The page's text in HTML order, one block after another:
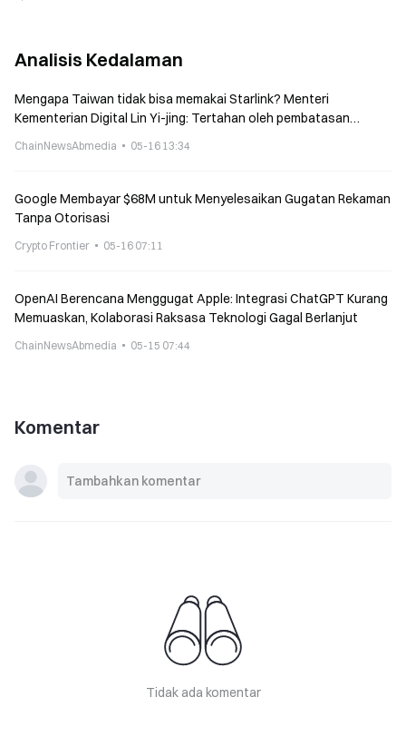
Analisis Kedalaman
Mengapa Taiwan tidak bisa memakai Starlink? Menteri
Kementerian Digital Lin Yi-jing: Tertahan oleh pembatasan
ChainNewsAbmedia 05-16 13:34
Google Membayar $68M untuk Menyelesaikan Gugatan Rekaman
Tanpa Otorisasi
Crypto Frontier 05-16 07:11
OpenAI Berencana Menggugat Apple: Integrasi ChatGPT Kurang
Memuaskan, Kolaborasi Raksasa Teknologi Gagal Berlanjut
ChainNewsAbmedia 05-15 07:44
Komentar
Tidak ada komentar